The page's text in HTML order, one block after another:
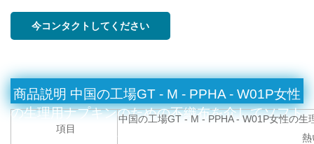
今コンタクトしてください
商品説明 中国の工場GT - M - PPHA - W01P女性
の生理用ナプキンのための不織布を介してソフト
項目
中国の工場GT - M - PPHA - W01P女性の
熱